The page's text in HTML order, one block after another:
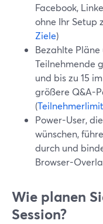
Facebook,
ohne Ihr Setup
Ziele)
Bezahlte Pläne
Teilnehmende
und bis zu 15
größere Q&A-
(
Power-User,
wünschen,
durch und
Browser-
Wie planen
Session?